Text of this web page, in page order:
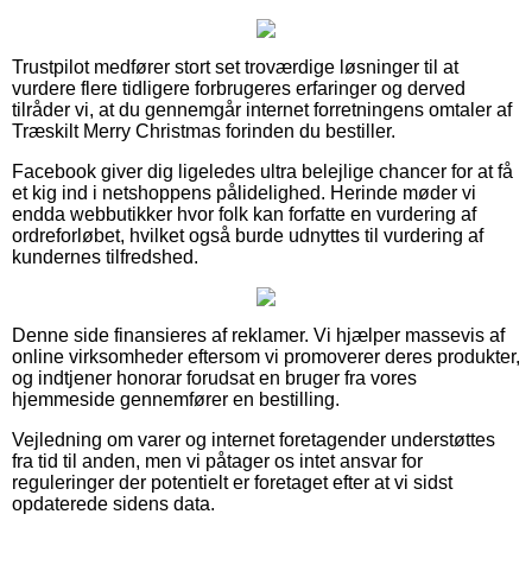
Trustpilot medfører stort set troværdige løsninger til at
vurdere flere tidligere forbrugeres erfaringer og derved
tilråder vi, at du gennemgår internet forretningens omtaler af
Træskilt Merry Christmas forinden du bestiller.
Facebook giver dig ligeledes ultra belejlige chancer for at få
et kig ind i netshoppens pålidelighed. Herinde møder vi
endda webbutikker hvor folk kan forfatte en vurdering af
ordreforløbet, hvilket også burde udnyttes til vurdering af
kundernes tilfredshed.
Denne side finansieres af reklamer. Vi hjælper massevis af
online virksomheder eftersom vi promoverer deres produkter,
og indtjener honorar forudsat en bruger fra vores
hjemmeside gennemfører en bestilling.
Vejledning om varer og internet foretagender understøttes
fra tid til anden, men vi påtager os intet ansvar for
reguleringer der potentielt er foretaget efter at vi sidst
opdaterede sidens data.